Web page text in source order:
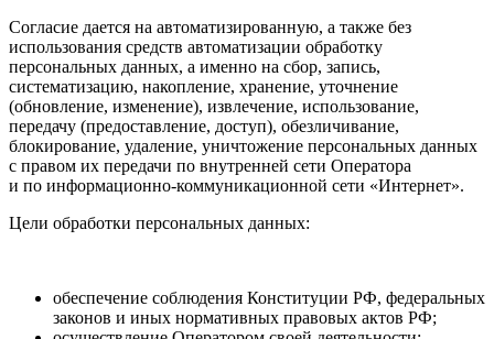
Согласие дается на автоматизированную, а также без
использования средств автоматизации обработку
персональных данных, а именно на сбор, запись,
систематизацию, накопление, хранение, уточнение
(обновление, изменение), извлечение, использование,
передачу (предоставление, доступ), обезличивание,
блокирование, удаление, уничтожение персональных данных
с правом их передачи по внутренней сети Оператора
и по информационно-коммуникационной сети «Интернет».
Цели обработки персональных данных:
обеспечение соблюдения Конституции РФ, федеральных
законов и иных нормативных правовых актов РФ;